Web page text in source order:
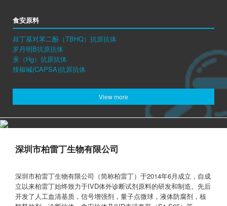
食安原料
叔丁基对苯二酚（TBHQ）抗原抗体
罗丹明B抗原抗体
汞（Hg）抗原抗体
辣椒碱(CAPSA)抗原抗体
View more
深圳市柏雷丁生物有限公司
深圳市柏雷丁生物有限公司（简称柏雷丁）于2014年6月成立，自成
立以来柏雷丁始终致力于IVD体外诊断试剂原料的研发和制造。先后
开发了人工血清基质，信号增强剂，量子点微球，液体防腐剂，核